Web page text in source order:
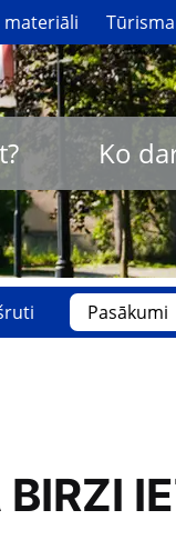
Ko
Pasākumi